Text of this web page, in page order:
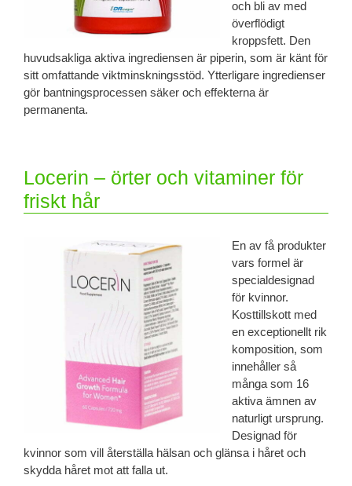
och bli av med
överflödigt
kroppsfett. Den
huvudsakliga aktiva ingrediensen är piperin, som är känt för
sitt omfattande viktminskningsstöd. Ytterligare ingredienser
gör bantningsprocessen säker och effekterna är
permanenta.
Locerin – örter och vitaminer för
friskt hår
En av få produkter
vars formel är
specialdesignad
för kvinnor.
Kosttillskott med
en exceptionellt rik
komposition, som
innehåller så
många som 16
aktiva ämnen av
naturligt ursprung.
Designad för
kvinnor som vill återställa hälsan och glänsa i håret och
skydda håret mot att falla ut.